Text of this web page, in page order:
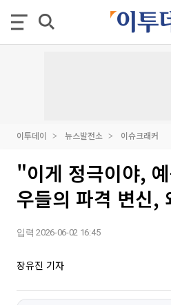
이투데이 뉴스발전소 이슈크래커
"이게 정극이야,
우들의 파격 변신,
입력 2026-06-02 16:45
장유진 기자